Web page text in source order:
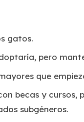
gatos.
pero
que
becas y cursos,
subgéneros.